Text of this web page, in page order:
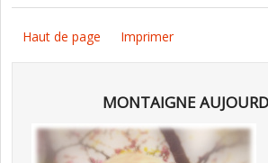
Haut de page Imprimer
MONTAIGNE